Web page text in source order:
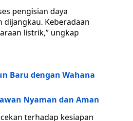
pengisian daya
dijangkau. Keberadaan
listrik,” ungkap
Baru dengan Wahana
Nyaman dan Aman
terhadap kesiapan